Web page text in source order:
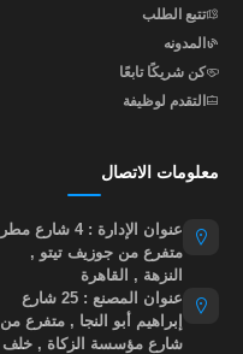
تتبع الطلب
المدونه
كن شريكًا تابعًا
التقدم لوظيفة
معلومات الاتصال
عنوان الإدارة : 4 شارع مطر
متفرع من جوزيف تيتو ,
النزهة , القاهرة
عنوان المصنع : 25 شارع
إبراهيم أبو النجا , متفرع من
شارع مؤسسة الزكاة , خلف